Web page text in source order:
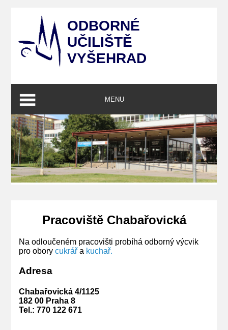
ODBORNÉ
UČILIŠTĚ
VYŠEHRAD
MENU
Pracoviště Chabařovická
Na odloučeném pracovišti probíhá odborný výcvik
pro oborycukrář a kuchař.
Adresa
Chabařovická 4/1125
182 00 Praha 8
Tel.: 770 122 671